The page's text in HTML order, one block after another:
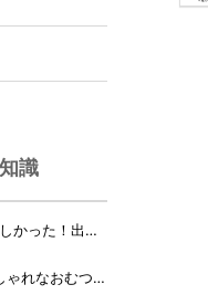
識
かった！出産
れなおむつケ